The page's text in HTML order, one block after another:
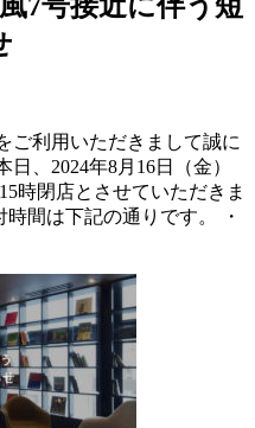
7号接近に伴う短
ご利用いただきまして誠に
、2024年8月16日（金）
時閉店とさせていただきま
間は下記の通りです。 ・